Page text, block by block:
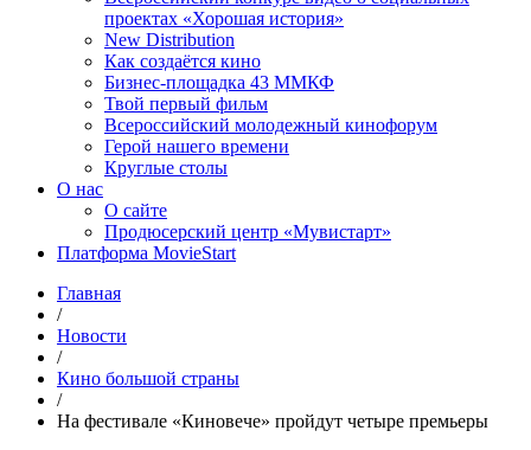
проектах «Хорошая история»
New Distribution
Как создаётся кино
Бизнес-площадка 43 ММКФ
Твой первый фильм
Всероссийский молодежный кинофорум
Герой нашего времени
Круглые столы
О нас
О сайте
Продюсерский центр «Мувистарт»
Платформа MovieStart
Главная
/
Новости
/
Кино большой страны
/
На фестивале «Киновече» пройдут четыре премьеры